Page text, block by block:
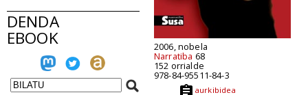
DENDA
EBOOK 2006, nobela
Narratiba 68
152 orrialde
978-84-95511-84-3
aurkibidea